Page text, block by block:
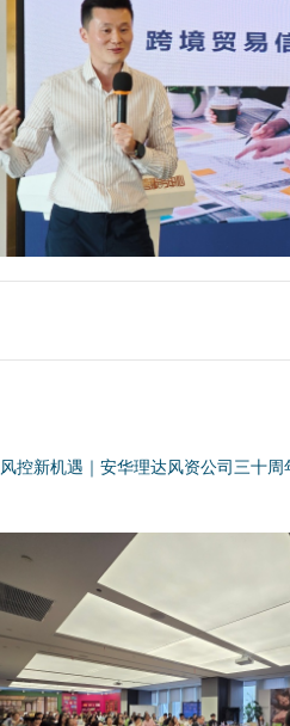
控新机遇｜安华理达风资公司三十